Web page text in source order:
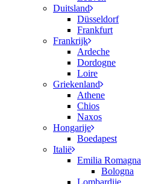
Duitsland
Düsseldorf
Frankfurt
Frankrijk
Ardeche
Dordogne
Loire
Griekenland
Athene
Chios
Naxos
Hongarije
Boedapest
Italië
Emilia Romagna
Bologna
Lombardije